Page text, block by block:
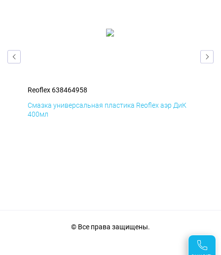
Reoflex 638464958
Смазка универсальная пластика Reoflex аэр ДиК
400мл
© Все права защищены.